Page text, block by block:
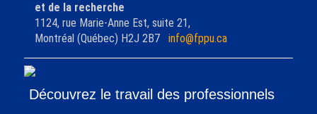
et de la recherche
1124, rue Marie-Anne Est, suite 21,
Montréal (Québec) H2J 2B7 info@fppu.ca
Découvrez le travail des professionnels